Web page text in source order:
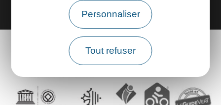
Personnaliser
Tout refuser